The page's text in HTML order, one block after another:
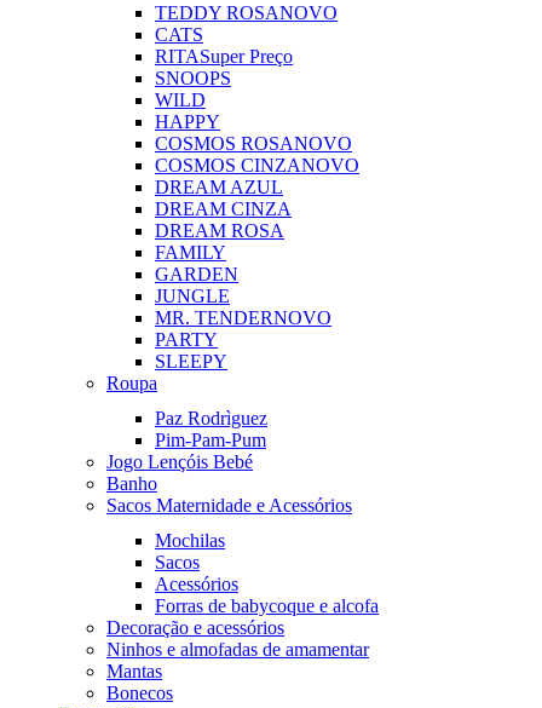
TEDDY ROSANOVO
CATS
RITASuper Preço
SNOOPS
WILD
HAPPY
COSMOS ROSANOVO
COSMOS CINZANOVO
DREAM AZUL
DREAM CINZA
DREAM ROSA
FAMILY
GARDEN
JUNGLE
MR. TENDERNOVO
PARTY
SLEEPY
Roupa
Paz Rodrìguez
Pim-Pam-Pum
Jogo Lençóis Bebé
Banho
Sacos Maternidade e Acessórios
Mochilas
Sacos
Acessórios
Forras de babycoque e alcofa
Decoração e acessórios
Ninhos e almofadas de amamentar
Mantas
Bonecos